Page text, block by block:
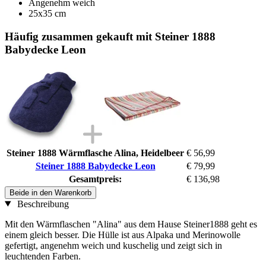
Angenehm weich
25x35 cm
Häufig zusammen gekauft mit Steiner 1888
Babydecke Leon
Steiner 1888 Wärmflasche Alina, Heidelbeer € 56,99
Steiner 1888 Babydecke Leon
€ 79,99
Gesamtpreis:
€ 136,98
Beide in den Warenkorb
Beschreibung
Mit den Wärmflaschen "Alina" aus dem Hause Steiner1888 geht es
einem gleich besser. Die Hülle ist aus Alpaka und Merinowolle
gefertigt, angenehm weich und kuschelig und zeigt sich in
leuchtenden Farben.